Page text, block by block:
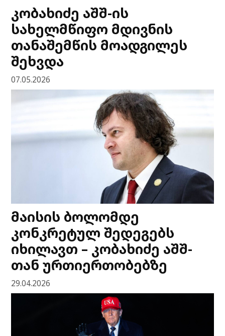
კობახიძე აშშ-ის
სახელმწიფო მდივნის
თანაშემწის მოადგილეს
შეხვდა
07.05.2026
მაისის ბოლომდე
კონკრეტულ შედეგებს
იხილავთ – კობახიძე აშშ-
თან ურთიერთობებზე
29.04.2026